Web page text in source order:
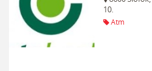
10.
Atm